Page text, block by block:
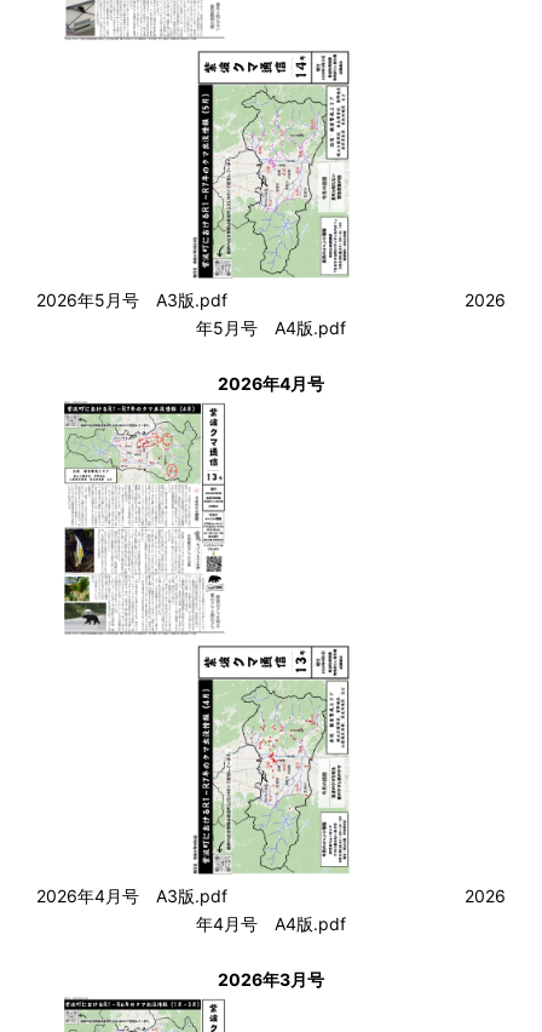
2026年5月号 A3版.pdf
2026
年5月号 A4版.pdf
2026年4月号
2026年4月号 A3版.pdf
2026
年4月号 A4版.pdf
2026年3月号